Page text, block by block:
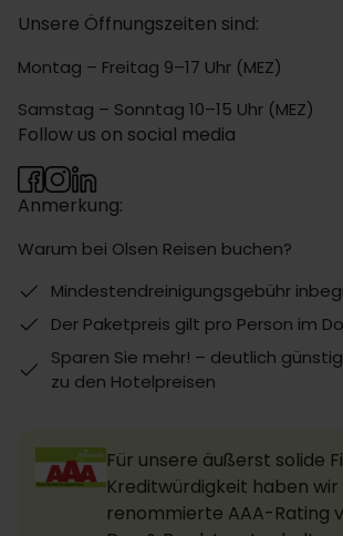
Unsere Öffnungszeiten sind:
Montag – Freitag 9–17 Uhr (MEZ)
Samstag – Sonntag 10–15 Uhr (MEZ)
Anmerkung:
Warum bei Olsen Reisen buchen?
Mindestendreinigungsgebühr
Der Paketpreis gilt pro Person im
Sparen Sie mehr! – deutlich
zu den Hotelpreisen
Follow us on social media
Für unsere äußerst solide
Kreditwürdigkeit haben
renommierte AAA-Rating